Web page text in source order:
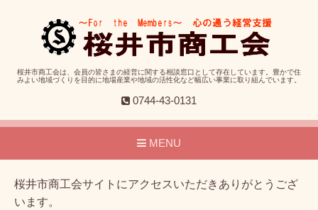
桜井市商工会は、会員の皆さまの経営に関する相談窓口として存在しています。豊かで住
みよい地域づくりを目的に地場産業や地域の活性化など幅広い事業に取り組んでいます。
0744-43-0131
MENU
桜井市商工会サイトにアクセスいただきありがとうござ
います。